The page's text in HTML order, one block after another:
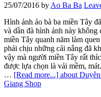
25/07/2016 by Ao Ba Ba
Hình ảnh áo bà ba miền Tây
và dần đà hình ảnh này
miền Tây quanh năm làm
phải chịu những cái nắng đã
vậy mà người miền Tây rất
được lựa chọn là vải mềm,
… [Read more...] about
Giang Shop